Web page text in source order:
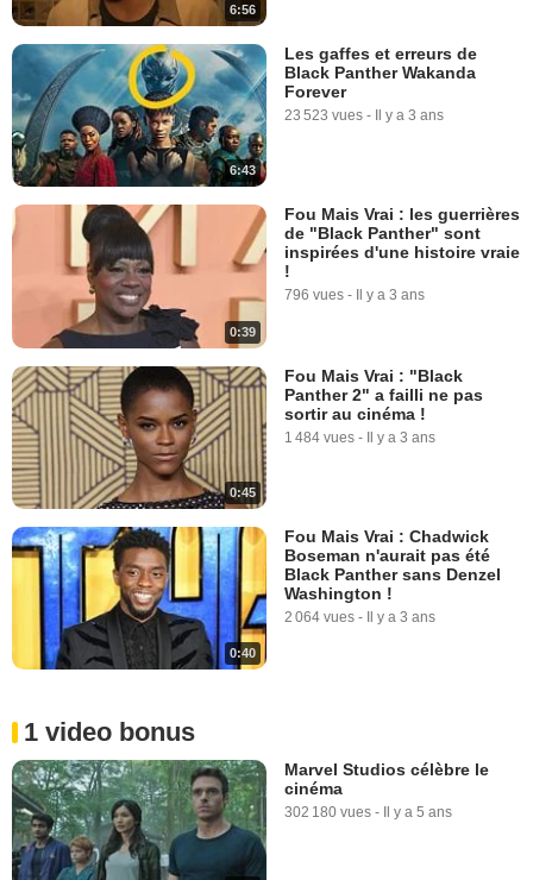
6:56
6:43
Les gaffes et erreurs de
Black Panther Wakanda
Forever
23 523 vues - Il y a 3 ans
0:39
Fou Mais Vrai : les guerrières
de "Black Panther" sont
inspirées d'une histoire vraie
!
796 vues - Il y a 3 ans
0:45
Fou Mais Vrai : "Black
Panther 2" a failli ne pas
sortir au cinéma !
1 484 vues - Il y a 3 ans
0:40
Fou Mais Vrai : Chadwick
Boseman n'aurait pas été
Black Panther sans Denzel
Washington !
2 064 vues - Il y a 3 ans
1 video bonus
Marvel Studios célèbre le
cinéma
302 180 vues - Il y a 5 ans